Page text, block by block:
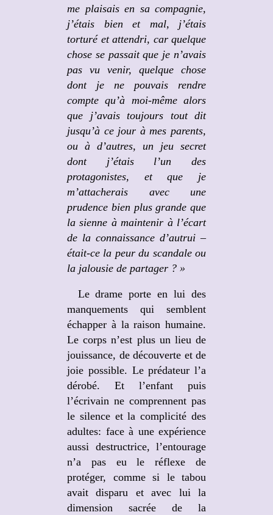
me plaisais en sa compagnie,
j’étais bien et mal, j’étais
torturé et attendri, car quelque
chose se passait que je n’avais
pas vu venir, quelque chose
dont je ne pouvais rendre
compte qu’à moi-même alors
que j’avais toujours tout dit
jusqu’à ce jour à mes parents,
ou à d’autres, un jeu secret
dont j’étais l’un des
protagonistes, et que je
m’attacherais avec une
prudence bien plus grande que
la sienne à maintenir à l’écart
de la connaissance d’autrui –
était-ce la peur du scandale ou
la jalousie de partager ? »
Le drame porte en lui des
manquements qui semblent
échapper à la raison humaine.
Le corps n’est plus un lieu de
jouissance, de découverte et de
joie possible. Le prédateur l’a
dérobé. Et l’enfant puis
l’écrivain ne comprennent pas
le silence et la complicité des
adultes: face à une expérience
aussi destructrice, l’entourage
n’a pas eu le réflexe de
protéger, comme si le tabou
avait disparu et avec lui la
dimension sacrée de la